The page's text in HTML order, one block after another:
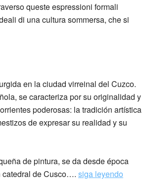
queste espressioni formali
di una cultura sommersa, che si
en la ciudad virreinal del Cuzco.
se caracteriza por su originalidad y
poderosas: la tradición artística
de expresar su realidad y su
de pintura, se da desde época
catedral de Cusco…. siga leyendo